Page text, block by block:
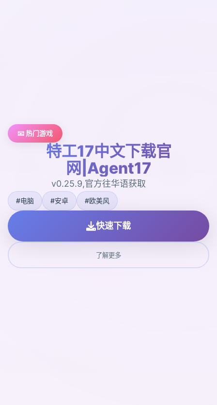
📧 热门游戏
特工17中文下载官
网|Agent17
v0.25.9,官方往华语获取
#电脑 #安卓 #欧美风
快速下载
了解更多